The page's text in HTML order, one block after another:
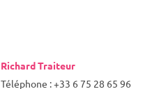
Richard Traiteur
Téléphone : +33 6 75 28 65 96